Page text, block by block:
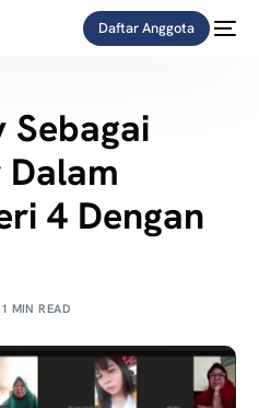
Daftar Anggota
Sebagai
4 Dengan
1 MIN READ